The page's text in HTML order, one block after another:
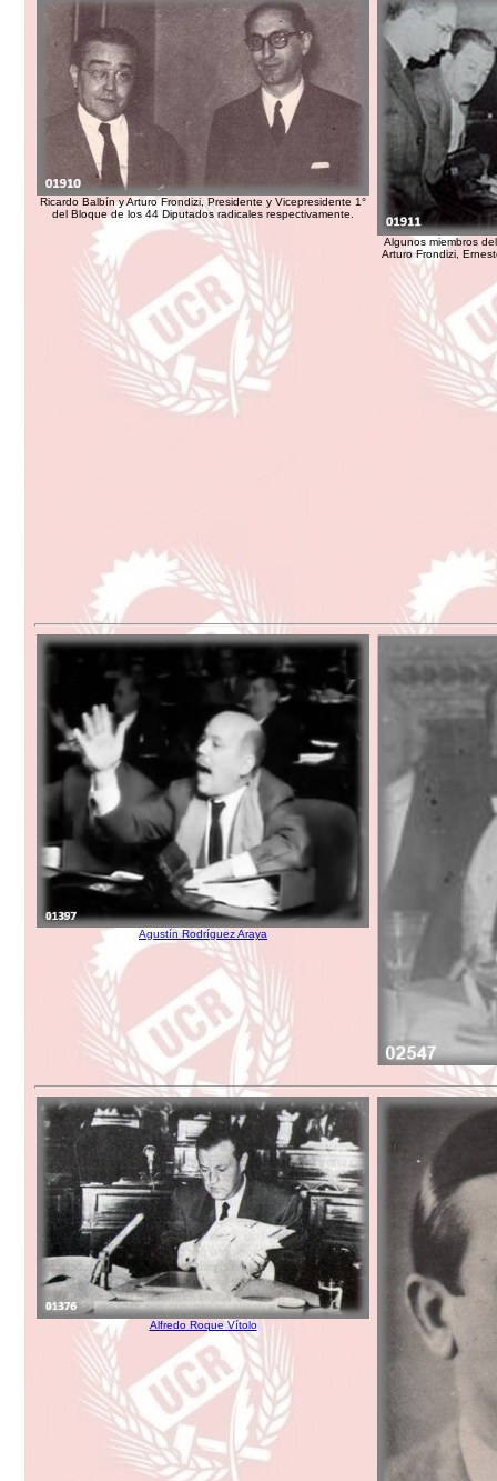
Ricardo Balbín y Arturo Frondizi, Presidente y Vicepresidente 1°
del Bloque de los 44 Diputados radicales respectivamente.
Algunos miembros
Arturo Frondizi,
Agustín Rodríguez Araya
Alfredo Roque Vítolo